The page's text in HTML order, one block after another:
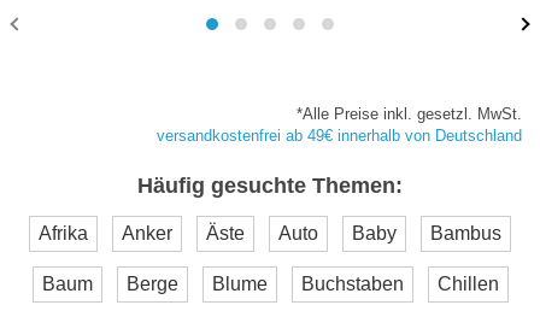
*Alle Preise inkl. gesetzl. MwSt.
versandkostenfrei ab 49€ innerhalb von Deutschland
Häufig gesuchte Themen:
Afrika Anker Äste Auto Baby Bambus
Baum Berge Blume Buchstaben Chillen